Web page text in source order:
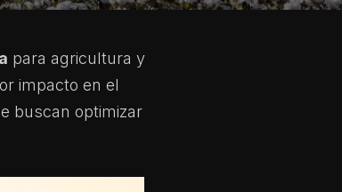
para agricultura y
impacto en el
buscan optimizar